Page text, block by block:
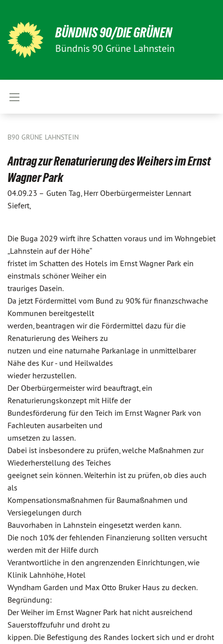
BÜNDNIS 90/DIE GRÜNEN
Bündnis 90 Grüne Lahnstein
B90 GRÜNE LAHNSTEIN
Antrag zur Renaturierung des Weihers im Ernst
Wagner Park
04.09.23 – Guten Tag, Herr Oberbürgermeister Lennart
Siefert,
Die Buga 2029 wirft ihre Schatten voraus und im Wohngebiet
„Lahnstein auf der Höhe“
fristet im Schatten des Hotels im Ernst Wagner Park ein
einstmals schöner Weiher ein
trauriges Dasein.
Da jetzt Fördermittel vom Bund zu 90% für finanzschwache
Kommunen bereitgestellt
werden, beantragen wir die Fördermittel dazu für die
Renaturierung des Weihers zu
nutzen und eine naturnahe Parkanlage in unmittelbarer
Nähe des Kur - und Heilwaldes
wieder herzustellen.
Der Oberbürgermeister wird beauftragt, ein
Renaturierungskonzept mit Hilfe der
Bundesförderung für den Teich im Ernst Wagner Park von
Fachleuten ausarbeiten und
umsetzen zu lassen.
Dabei ist insbesondere zu prüfen, welche Maßnahmen zur
Wiederherstellung des Teiches
geeignet sein können. Weiterhin ist zu prüfen, ob dies auch
als
Kompensationsmaßnahmen für Baumaßnahmen und
Versiegelungen durch
Bauvorhaben in Lahnstein eingesetzt werden kann.
Die noch 10% der fehlenden Finanzierung sollten versucht
werden mit der Hilfe durch
Verantwortliche in den angrenzenden Einrichtungen, wie
Klinik Lahnhöhe, Hotel
Wyndham Garden und Max Otto Bruker Haus zu decken.
Begründung:
Der Weiher im Ernst Wagner Park hat nicht ausreichend
Sauerstoffzufuhr und droht zu
kippen. Die Befestigung des Randes lockert sich und er droht